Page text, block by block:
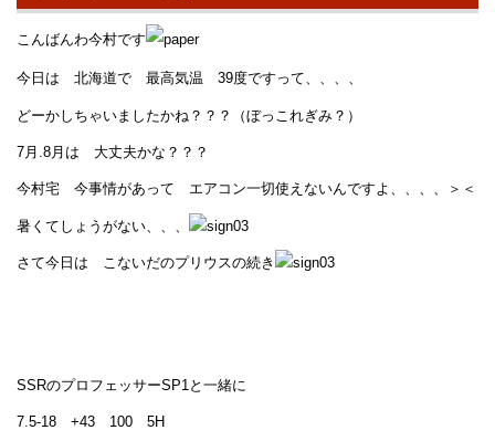
こんばんわ今村です
今日は 北海道で 最高気温 39度ですって、、、、
どーかしちゃいましたかね？？？（ぼっこれぎみ？）
7月.8月は 大丈夫かな？？？
今村宅 今事情があって エアコン一切使えないんですよ、、、、＞＜
暑くてしょうがない、、、
さて今日は こないだのプリウスの続き
SSRのプロフェッサーSP1と一緒に
7.5-18 +43 100 5H